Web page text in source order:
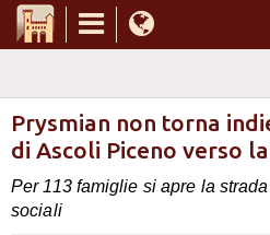
Prysmian non torna
di Ascoli Piceno verso
Per 113 famiglie si apre la
sociali